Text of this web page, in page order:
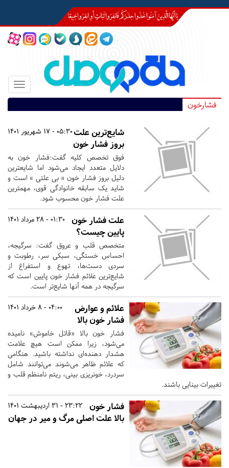
Toggle
فشارخون
05:30 - 17 شهریور 1401شایع‌ترین علت
بروز فشار خون
فوق تخصص کلیه گفت:‌فشار خون به
دلایل متعدد ایجاد می‌شود اما شایعترین
دلیل بروز فشار خون « بی علتی » است و
شاید یک سابقه خانوادگی قوی، مهمترین
علت فشار خون محسوب شود.
01:30 - 28 مرداد 1401
علت فشار خون
پایین چیست؟
متخصص قلب و عروق گفت: سرگیجه،
احساس خستگی، سبکی سر، رطوبت و
سردی دست‌ها، تهوع و استفراغ از
شایع‌ترین علائم فشار خون پایین است که
سرگیجه در همه آنها شایع‌تر است.
04:00 - 8 خرداد 1401
علائم و عوارض
فشار خون بالا
فشار خون بالا «قاتل خاموش» نامیده
می‌شود، زیرا ممکن است هیچ علامت
هشدار دهنده‌ای نداشته باشید. هنگامی
که علائم ظاهر می‌شوند می‌توانند شامل
سردرد، خونریزی بینی، ریتم نامنظم قلب و
تغییرات بینایی باشند.
23:22 - 31 اردیبهشت 1401
فشار خون
بالا علت اصلی مرگ و میر در جهان